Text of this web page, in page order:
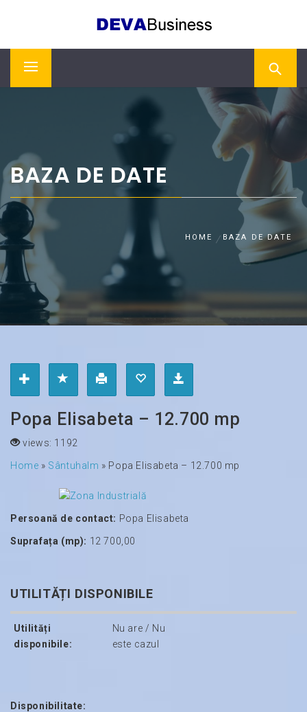
DEVA BUSINESS
Primary
BAZA DE DATE
HOME BAZA DE DATE
Popa Elisabeta – 12.700 mp
views: 1192
Home » Sântuhalm » Popa Elisabeta – 12.700 mp
Persoană de contact: Popa Elisabeta
Suprafața (mp): 12 700,00
UTILITĂȚI DISPONIBILE
Utilități
disponibile:
Nu are / Nu
este cazul
Disponibilitate: